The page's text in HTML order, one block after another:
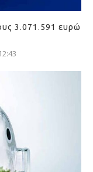
3.071.591 ευρώ